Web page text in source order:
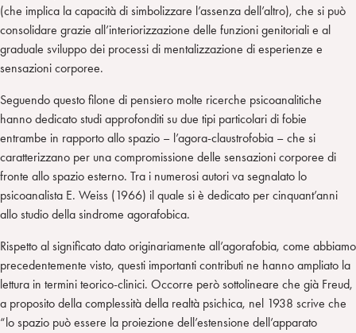
(che implica la capacità di simbolizzare l’assenza dell’altro), che si può
consolidare grazie all’interiorizzazione delle funzioni genitoriali e al
graduale sviluppo dei processi di mentalizzazione di esperienze e
sensazioni corporee.
Seguendo questo filone di pensiero molte ricerche psicoanalitiche
hanno dedicato studi approfonditi su due tipi particolari di fobie
entrambe in rapporto allo spazio – l’agora-claustrofobia – che si
caratterizzano per una compromissione delle sensazioni corporee di
fronte allo spazio esterno. Tra i numerosi autori va segnalato lo
psicoanalista E. Weiss (1966) il quale si è dedicato per cinquant’anni
allo studio della sindrome agorafobica.
Rispetto al significato dato originariamente all’agorafobia, come abbiamo
precedentemente visto, questi importanti contributi ne hanno ampliato la
lettura in termini teorico-clinici. Occorre però sottolineare che già Freud,
a proposito della complessità della realtà psichica, nel 1938 scrive che
“lo spazio può essere la proiezione dell’estensione dell’apparato